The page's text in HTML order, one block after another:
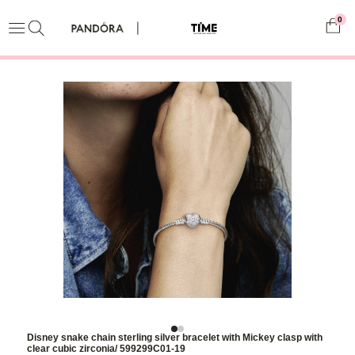
0
Disney snake chain sterling silver bracelet with Mickey clasp with
clear cubic zirconia/ 599299C01-19